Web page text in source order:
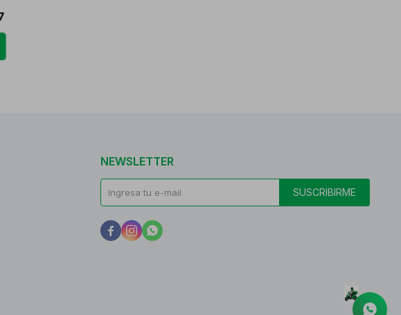
NEWSLETTER
SUSCRIBIRME
  